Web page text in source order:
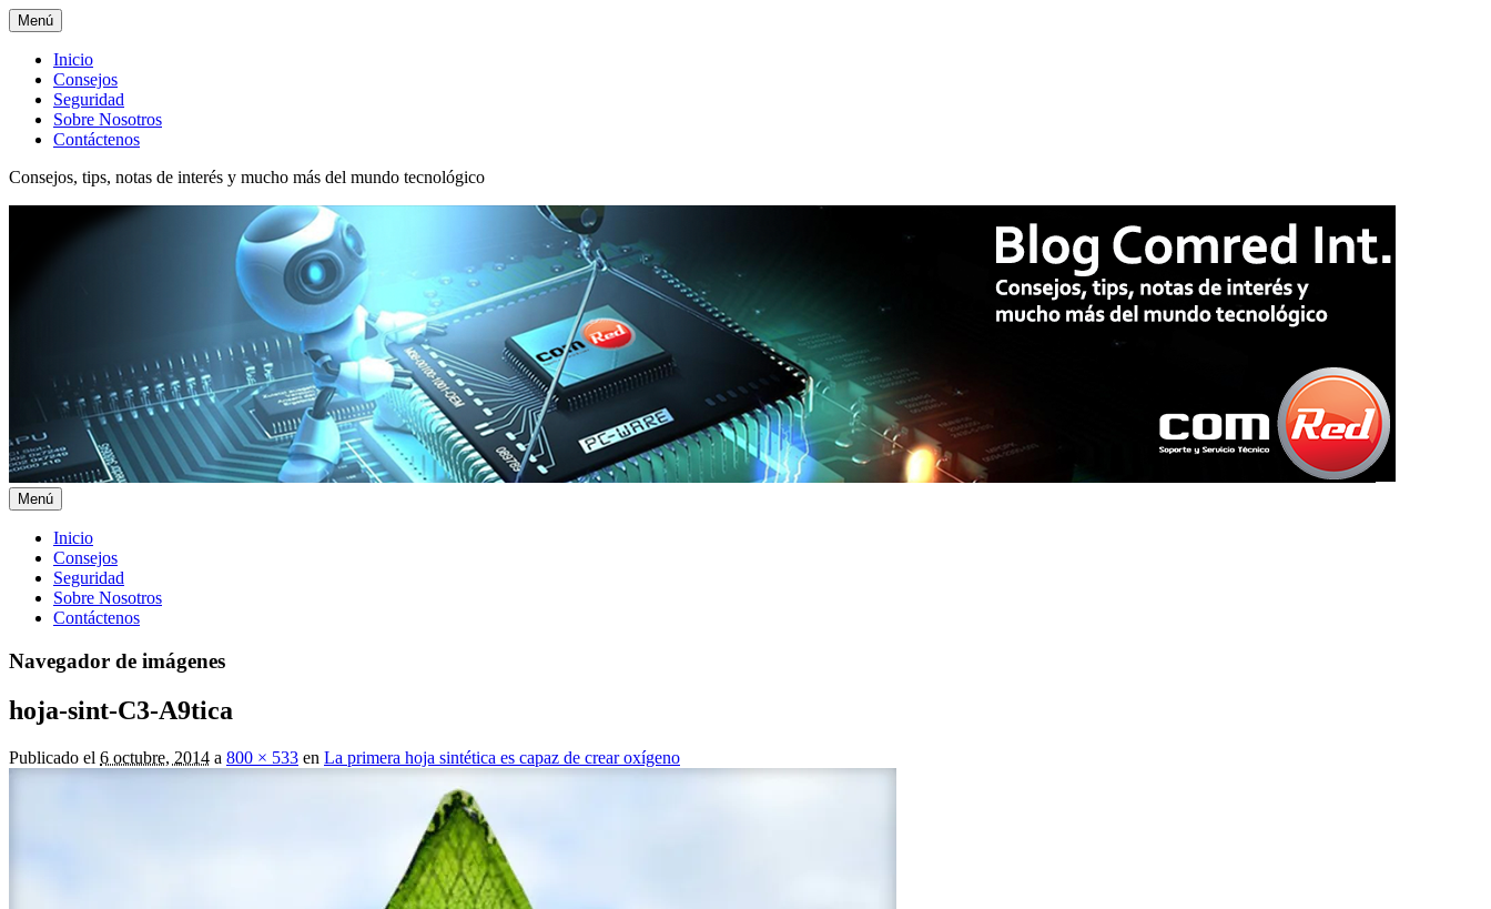
Menú
Menú
superior
Inicio
Consejos
Seguridad
Sobre Nosotros
Contáctenos
Consejos, tips, notas de interés y mucho más del mundo tecnológico
Menú
Menú
principal
Inicio
Consejos
Seguridad
Sobre Nosotros
Contáctenos
Navegador de imágenes
hoja-sint-C3-A9tica
Publicado el 6 octubre, 2014 a 800 × 533 en La primera hoja sintética es capaz de crear oxígeno